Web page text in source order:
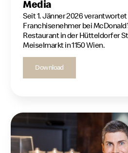
Media
Seit 1. Jänner 2026
Franchisenehmer bei
Restaurant in der Hütteldorfer
Meiselmarkt in 1150 Wien.
Download